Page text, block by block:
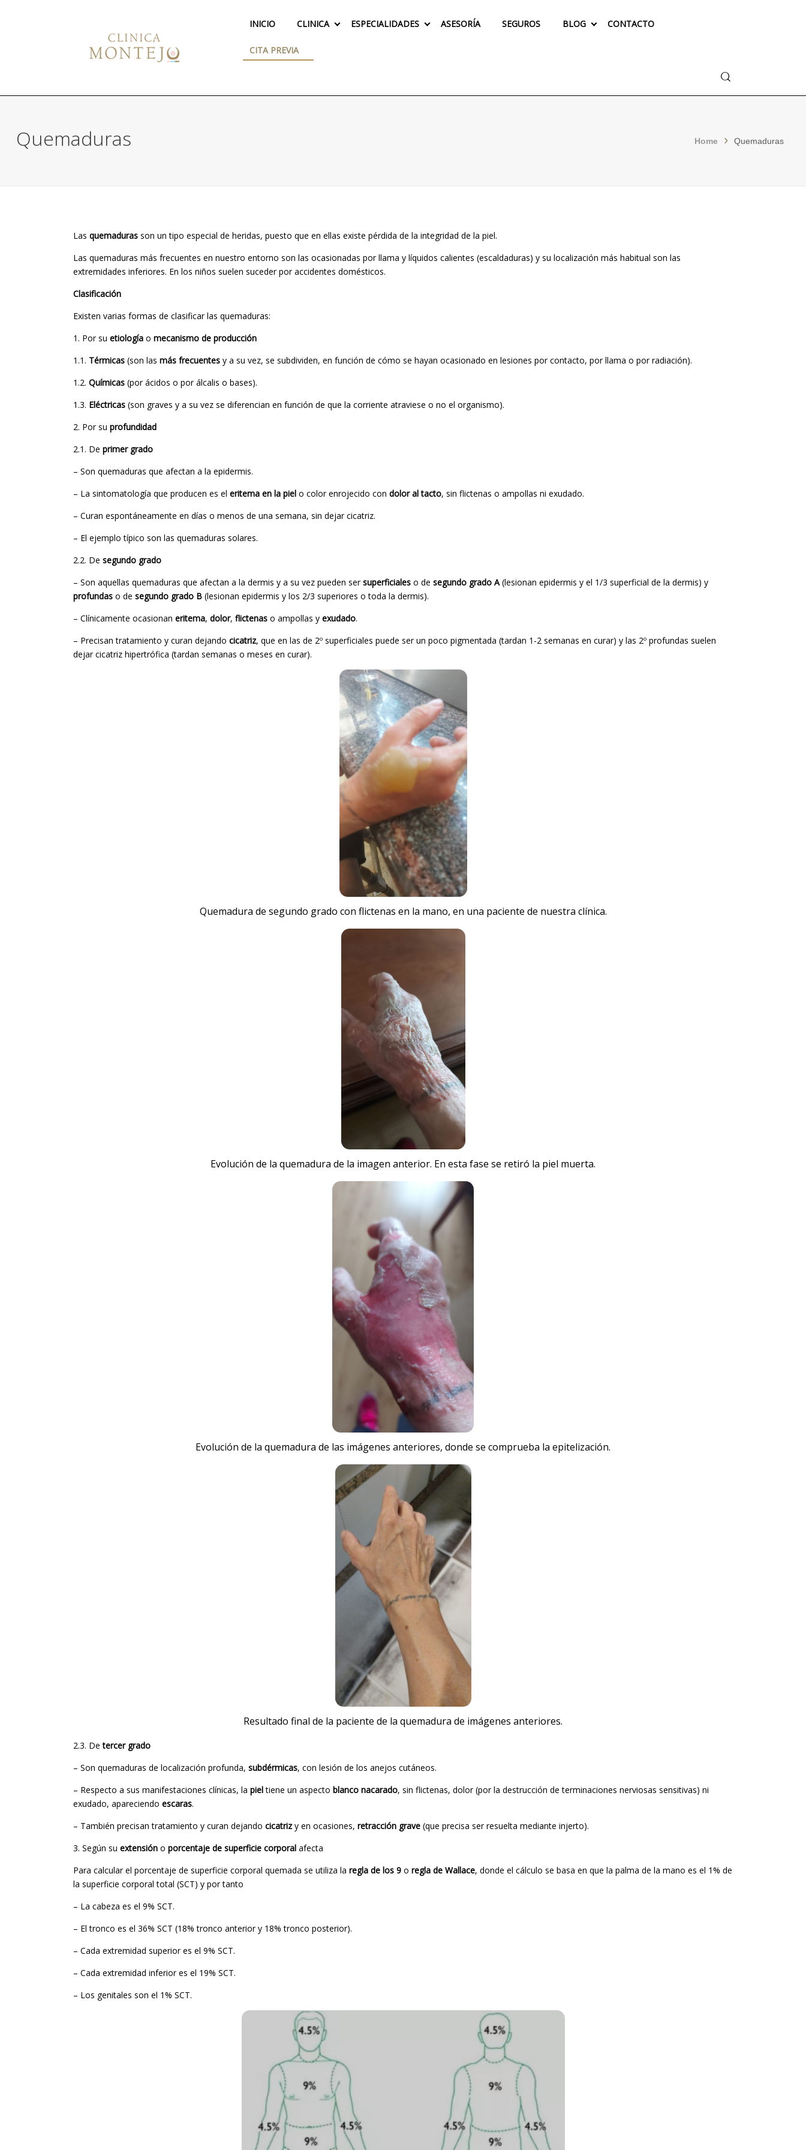
INICIO CLINICA ESPECIALIDADES ASESORÍA SEGUROS BLOG CONTACTO
CITA PREVIA
Buscar
Quemaduras Home Quemaduras
Las quemaduras son un tipo especial de heridas, puesto que en ellas existe pérdida de la integridad de la piel.
Las quemaduras más frecuentes en nuestro entorno son las ocasionadas por llama y líquidos calientes (escaldaduras) y su localización más habitual son las
extremidades inferiores. En los niños suelen suceder por accidentes domésticos.
Clasificación
Existen varias formas de clasificar las quemaduras:
1. Por su etiología o mecanismo de producción
1.1. Térmicas (son las más frecuentes y a su vez, se subdividen, en función de cómo se hayan ocasionado en lesiones por contacto, por llama o por radiación).
1.2. Químicas (por ácidos o por álcalis o bases).
1.3. Eléctricas (son graves y a su vez se diferencian en función de que la corriente atraviese o no el organismo).
2. Por su profundidad
2.1. De primer grado
– Son quemaduras que afectan a la epidermis.
– La sintomatología que producen es el eritema en la piel o color enrojecido con dolor al tacto, sin flictenas o ampollas ni exudado.
– Curan espontáneamente en días o menos de una semana, sin dejar cicatriz.
– El ejemplo típico son las quemaduras solares.
2.2. De segundo grado
– Son aquellas quemaduras que afectan a la dermis y a su vez pueden sersuperficiales o de segundo grado A(lesionan epidermis y el 1/3 superficial de la dermis) y
profundas o de segundo grado B (lesionan epidermis y los 2/3 superiores o toda la dermis).
– Clínicamente ocasionan eritema, dolor, flictenas o ampollas y exudado.
– Precisan tratamiento y curan dejando cicatriz, que en las de 2º superficiales puede ser un poco pigmentada (tardan 1-2 semanas en curar) y las 2º profundas suelen
dejar cicatriz hipertrófica (tardan semanas o meses en curar).
Quemadura de segundo grado con flictenas en la mano, en una paciente de nuestra clínica.
Evolución de la quemadura de la imagen anterior. En esta fase se retiró la piel muerta.
Evolución de la quemadura de las imágenes anteriores, donde se comprueba la epitelización.
Resultado final de la paciente de la quemadura de imágenes anteriores.
2.3. Detercer grado
– Son quemaduras de localización profunda, subdérmicas, con lesión de los anejos cutáneos.
– Respecto a sus manifestaciones clínicas, la pieltiene un aspecto blanco nacarado, sin flictenas, dolor (por la destrucción de terminaciones nerviosas sensitivas) ni
exudado, apareciendo escaras.
– También precisan tratamiento y curan dejando cicatrizy en ocasiones, retracción grave (que precisa ser resuelta mediante injerto).
3. Según su extensión o porcentaje de superficie corporal afecta
Para calcular el porcentaje de superficie corporal quemada se utiliza la regla de los 9 o regla de Wallace, donde el cálculo se basa en que la palma de la mano es el 1% de
la superficie corporal total (SCT) y por tanto
– La cabeza es el 9% SCT.
– El tronco es el 36% SCT (18% tronco anterior y 18% tronco posterior).
– Cada extremidad superior es el 9% SCT.
– Cada extremidad inferior es el 19% SCT.
– Los genitales son el 1% SCT.